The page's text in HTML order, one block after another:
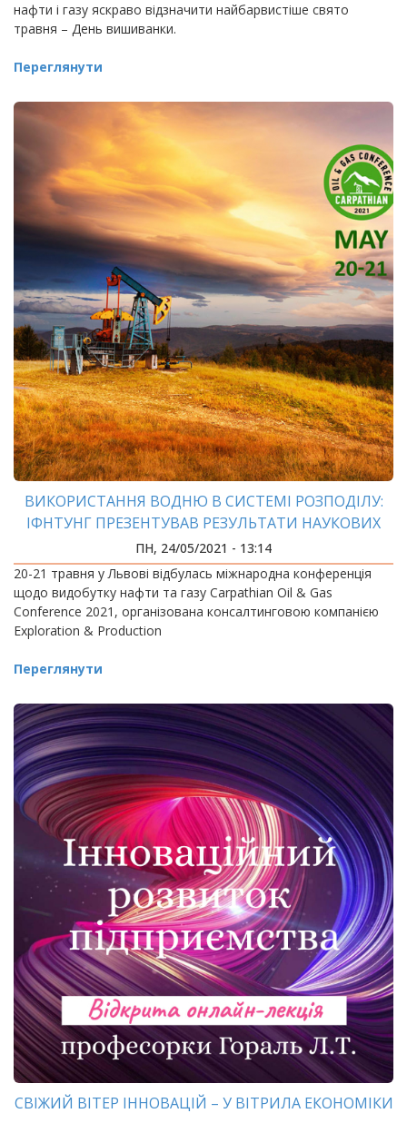
нафти і газу яскраво відзначити найбарвистіше свято
травня – День вишиванки.
Переглянути
ВИКОРИСТАННЯ ВОДНЮ В СИСТЕМІ РОЗПОДІЛУ:
ІФНТУНГ ПРЕЗЕНТУВАВ РЕЗУЛЬТАТИ НАУКОВИХ
ДОСЛІДЖЕНЬ
ПН, 24/05/2021 - 13:14
20-21 травня у Львові відбулась міжнародна конференція
щодо видобутку нафти та газу Carpathian Oil & Gas
Conference 2021, організована консалтинговою компанією
Exploration & Production
Переглянути
СВІЖИЙ ВІТЕР ІННОВАЦІЙ – У ВІТРИЛА ЕКОНОМІКИ